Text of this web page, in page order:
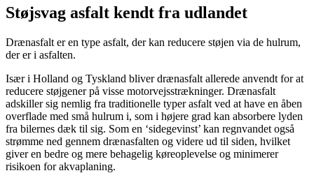
Støjsvag asfalt kendt fra udlandet
Drænasfalt er en type asfalt, der kan reducere støjen via de hulrum,
der er i asfalten.
Især i Holland og Tyskland bliver drænasfalt allerede anvendt for at
reducere støjgener på visse motorvejsstrækninger. Drænasfalt
adskiller sig nemlig fra traditionelle typer asfalt ved at have en åben
overflade med små hulrum i, som i højere grad kan absorbere lyden
fra bilernes dæk til sig. Som en ‘sidegevinst’ kan regnvandet også
strømme ned gennem drænasfalten og videre ud til siden, hvilket
giver en bedre og mere behagelig køreoplevelse og minimerer
risikoen for akvaplaning.